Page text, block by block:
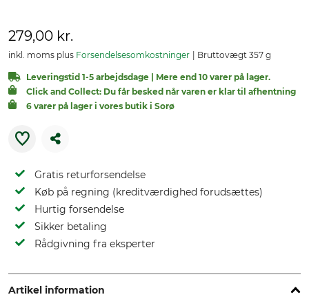
279,00 kr.
inkl. moms plus Forsendelsesomkostninger Bruttovægt 357 g
Leveringstid 1-5 arbejdsdage | Mere end 10 varer på lager.
Click and Collect: Du får besked når varen er klar til afhentning
6 varer på lager i vores butik i Sorø
Gratis returforsendelse
Køb på regning (kreditværdighed forudsættes)
Hurtig forsendelse
Sikker betaling
Rådgivning fra eksperter
Artikel information